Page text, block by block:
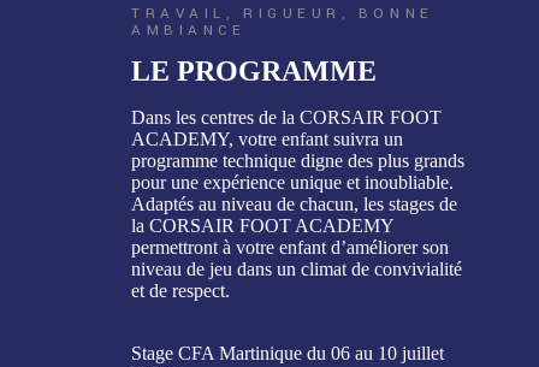
TRAVAIL, RIGUEUR, BONNE
AMBIANCE
LE PROGRAMME
Dans les centres de la CORSAIR FOOT
ACADEMY, votre enfant suivra un
programme technique digne des plus grands
pour une expérience unique et inoubliable.
Adaptés au niveau de chacun, les stages de
la CORSAIR FOOT ACADEMY
permettront à votre enfant d’améliorer son
niveau de jeu dans un climat de convivialité
et de respect.
Stage CFA Martinique du 06 au 10 juillet